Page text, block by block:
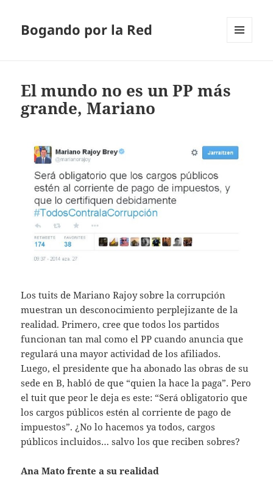
Bogando por la Red
El mundo no es un PP más
grande, Mariano
Los tuits de Mariano Rajoy sobre la corrupción
muestran un desconocimiento perplejizante de la
realidad. Primero, cree que todos los partidos
funcionan tan mal como el PP cuando anuncia que
regulará una mayor actividad de los afiliados.
Luego, el presidente que ha abonado las obras de su
sede en B, habló de que “quien la hace la paga”. Pero
el tuit que peor le deja es este: “Será obligatorio que
los cargos públicos estén al corriente de pago de
impuestos”. ¿No lo hacemos ya todos, cargos
públicos incluidos… salvo los que reciben sobres?
Ana Mato frente a su realidad